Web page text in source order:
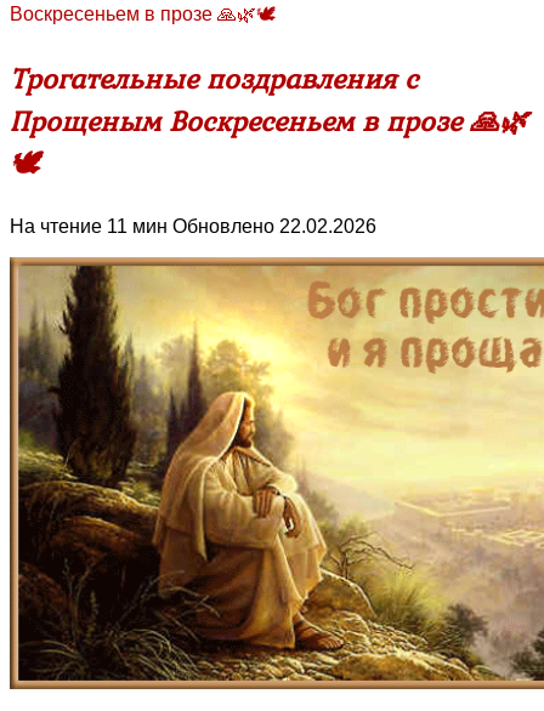
Воскресеньем в прозе 🙏🌿🕊
Трогательные поздравления с
Прощеным Воскресеньем в прозе 🙏🌿
🕊
На чтение 11 мин Обновлено 22.02.2026